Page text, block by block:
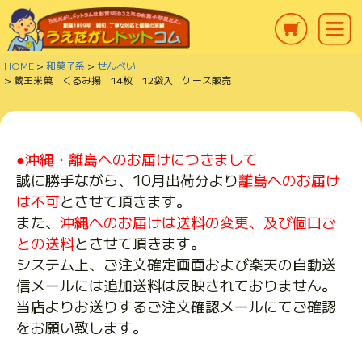
HOME 和菓子系
せんべい
蔵王米菓 くるみ揚 14枚 12袋入 ケース販売
●沖縄・離島へのお届けにつきまして
誠に勝手ながら、10月出荷分より離島へのお届け
は不可とさせて頂きます。
また、 沖縄へのお届けは送料の変更、及び個口ご
との送料とさせて頂きます。
システム上、ご注文確定画面および楽天の自動送
信メールには追加送料は反映されておりません。
当店よりお送りするご注文確認メールにてご確認
をお願い致します。